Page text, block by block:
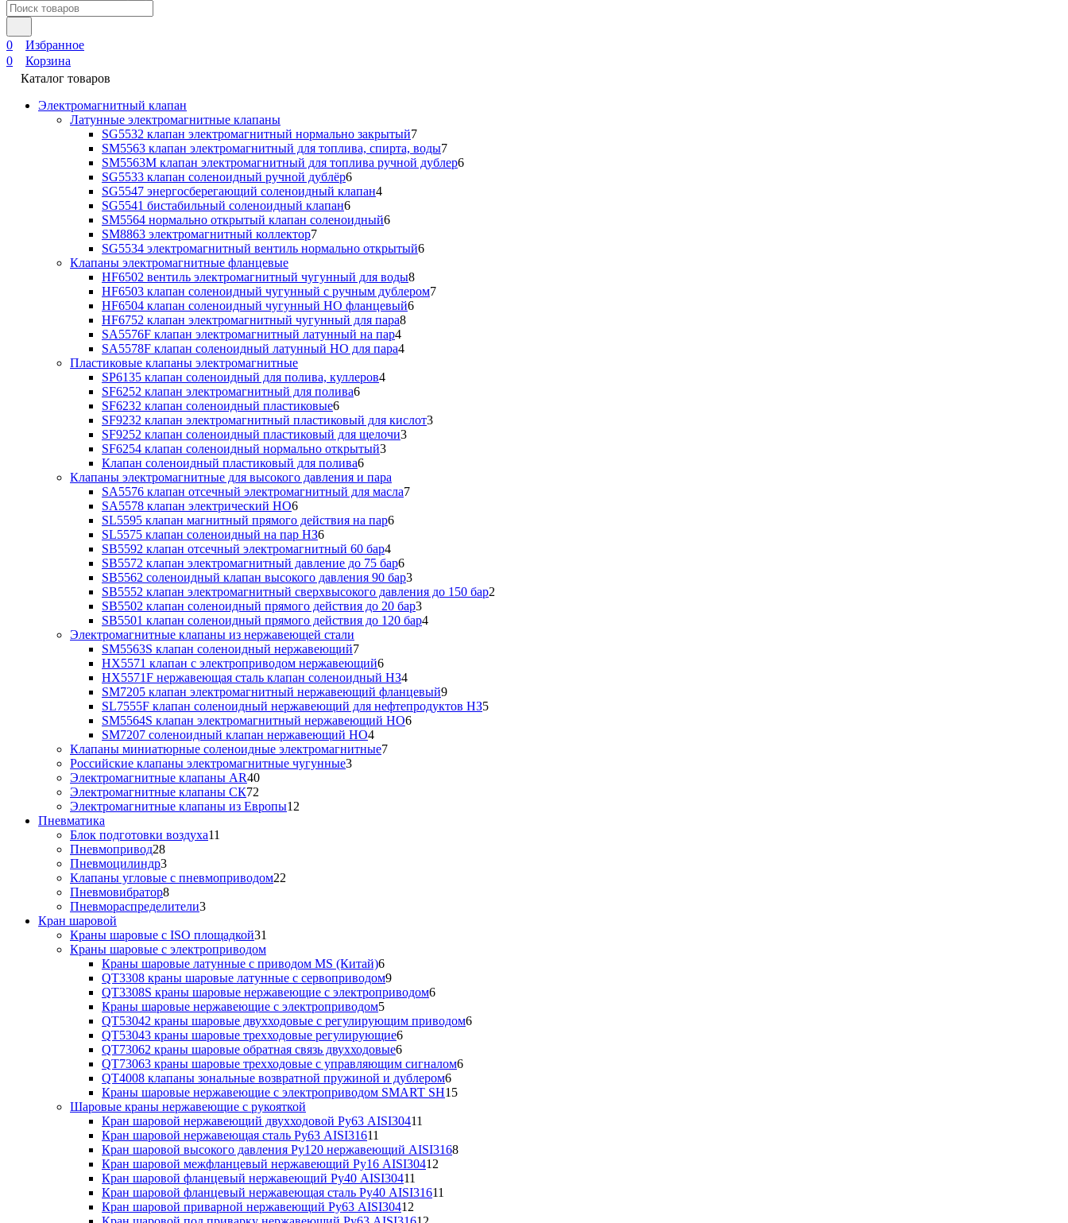
0
Избранное
0
Корзина
Каталог товаров
Электромагнитный клапан
Латунные электромагнитные клапаны
SG5532 клапан электромагнитный нормально закрытый7
SM5563 клапан электромагнитный для топлива, спирта, воды7
SM5563M клапан электромагнитный для топлива ручной дублер6
SG5533 клапан соленоидный ручной дублёр6
SG5547 энергосберегающий соленоидный клапан4
SG5541 бистабильный соленоидный клапан6
SM5564 нормально открытый клапан соленоидный6
SM8863 электромагнитный коллектор7
SG5534 электромагнитный вентиль нормально открытый6
Клапаны электромагнитные фланцевые
HF6502 вентиль электромагнитный чугунный для воды8
HF6503 клапан соленоидный чугунный с ручным дублером7
HF6504 клапан соленоидный чугунный НО фланцевый6
HF6752 клапан электромагнитный чугунный для пара8
SA5576F клапан электромагнитный латунный на пар4
SA5578F клапан соленоидный латунный НО для пара4
Пластиковые клапаны электромагнитные
SP6135 клапан соленоидный для полива, куллеров4
SF6252 клапан электромагнитный для полива6
SF6232 клапан соленоидный пластиковые6
SF9232 клапан электромагнитный пластиковый для кислот3
SF9252 клапан соленоидный пластиковый для щелочи3
SF6254 клапан соленоидный нормально открытый3
Клапан соленоидный пластиковый для полива6
Клапаны электромагнитные для высокого давления и пара
SA5576 клапан отсечный электромагнитный для масла7
SA5578 клапан электрический НО6
SL5595 клапан магнитный прямого действия на пар6
SL5575 клапан соленоидный на пар НЗ6
SB5592 клапан отсечный электромагнитный 60 бар4
SB5572 клапан электромагнитный давление до 75 бар6
SB5562 соленоидный клапан высокого давления 90 бар3
SB5552 клапан электромагнитный сверхвысокого давления до 150 бар2
SB5502 клапан соленоидный прямого действия до 20 бар3
SB5501 клапан соленоидный прямого действия до 120 бар4
Электромагнитные клапаны из нержавеющей стали
SM5563S клапан соленоидный нержавеющий7
HX5571 клапан с электроприводом нержавеющий6
HX5571F нержавеющая сталь клапан соленоидный НЗ4
SM7205 клапан электромагнитный нержавеющий фланцевый9
SL7555F клапан соленоидный нержавеющий для нефтепродуктов НЗ5
SM5564S клапан электромагнитный нержавеющий НО6
SM7207 соленоидный клапан нержавеющий НО4
Клапаны миниатюрные соленоидные электромагнитные7
Российские клапаны электромагнитные чугунные3
Электромагнитные клапаны AR40
Электромагнитные клапаны СК72
Электромагнитные клапаны из Европы12
Пневматика
Блок подготовки воздуха11
Пневмопривод28
Пневмоцилиндр3
Клапаны угловые с пневмоприводом22
Пневмовибратор8
Пневмораспределители3
Кран шаровой
Краны шаровые с ISO площадкой31
Краны шаровые с электроприводом
Краны шаровые латунные с приводом MS (Китай)6
QT3308 краны шаровые латунные с сервоприводом9
QT3308S краны шаровые нержавеющие с электроприводом6
Краны шаровые нержавеющие с электроприводом5
QT53042 краны шаровые двухходовые с регулирующим приводом6
QT53043 краны шаровые трехходовые регулирующие6
QT73062 краны шаровые обратная связь двухходовые6
QT73063 краны шаровые трехходовые с управляющим сигналом6
QT4008 клапаны зональные возвратной пружиной и дублером6
Краны шаровые нержавеющие с электроприводом SMART SH15
Шаровые краны нержавеющие с рукояткой
Кран шаровой нержавеющий двухходовой Ру63 AISI30411
Кран шаровой нержавеющая сталь Ру63 AISI31611
Кран шаровой высокого давления Ру120 нержавеющий AISI3168
Кран шаровой межфланцевый нержавеющий Ру16 AISI30412
Кран шаровой фланцевый нержавеющий Ру40 AISI30411
Кран шаровой фланцевый нержавеющая сталь Ру40 AISI31611
Кран шаровой приварной нержавеющий Ру63 AISI30412